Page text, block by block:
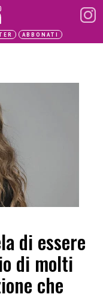
ABBONATI
di essere
di molti
che